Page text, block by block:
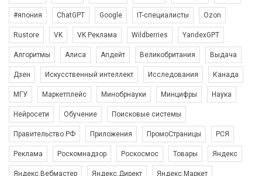
#япония ChatGPT Google IT-специалисты Ozon
Rustore VK VK Реклама Wildberries YandexGPT
Алгоритмы Алиса Апдейт Великобритания Выдача
Дзен Искусственный интеллект Исследования Канада
МГУ Маркетплейс Минобрнауки Минцифры Наука
Нейросети Обучение Поисковые системы
Правительство РФ Приложения ПромоСтраницы РСЯ
Реклама Роскомнадзор Роскосмос Товары Яндекс
Яндекс.Вебмастер Яндекс.Директ Яндекс.Маркет